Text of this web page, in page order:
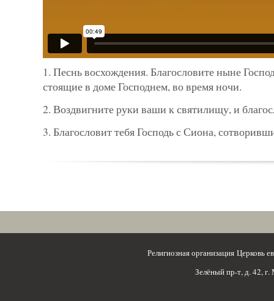
1. Песнь восхождения. Благословите ныне
стоящие в доме Господнем, во время ночи.
2. Воздвигните руки ваши к святилищу, и
3. Благословит тебя Господь с Сиона,
Религиозная организация
Зелёный пр-т, д. 42,